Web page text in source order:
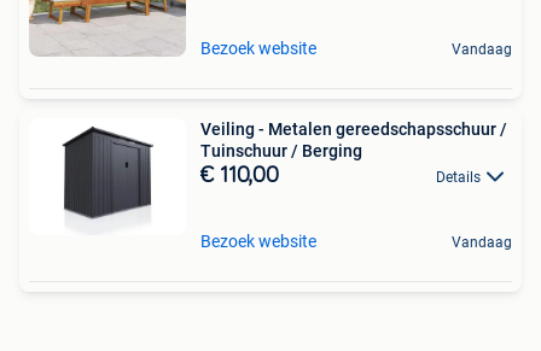
Bezoek website Vandaag
Veiling - Metalen gereedschapsschuur /
Tuinschuur / Berging
€ 110,00 Details
Bezoek website Vandaag